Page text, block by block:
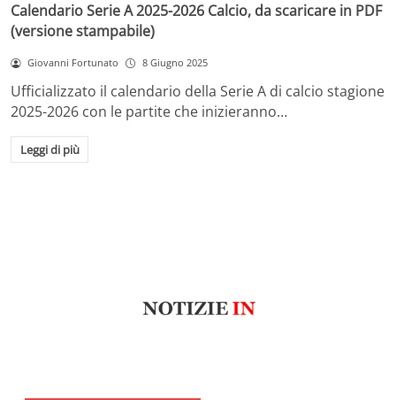
Calendario Serie A 2025-2026 Calcio, da scaricare in PDF
(versione stampabile)
Giovanni Fortunato 8 Giugno 2025
Ufficializzato il calendario della Serie A di calcio stagione
2025-2026 con le partite che inizieranno…
Leggi di più